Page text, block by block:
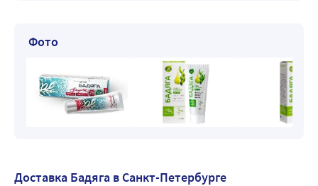
Фото
Доставка Бадяга в Санкт-Петербурге